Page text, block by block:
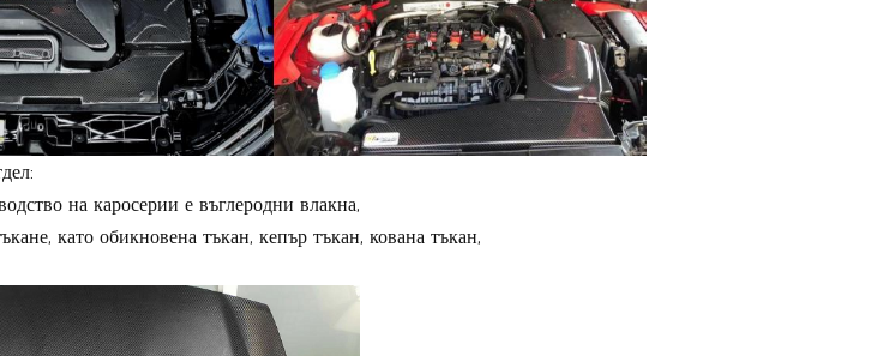
на каросерии е въглеродни влакна,
като обикновена тъкан, кепър тъкан, кована тъкан,